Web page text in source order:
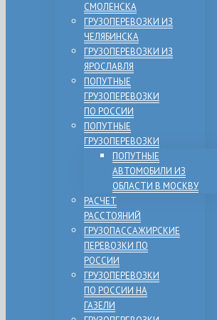
СМОЛЕНСКА
ГРУЗОПЕРЕВОЗКИ ИЗ
ЧЕЛЯБИНСКА
ГРУЗОПЕРЕВОЗКИ ИЗ
ЯРОСЛАВЛЯ
ПОПУТНЫЕ
ГРУЗОПЕРЕВОЗКИ
ПО РОССИИ
ПОПУТНЫЕ
ГРУЗОПЕРЕВОЗКИ
ПОПУТНЫЕ
АВТОМОБИЛИ ИЗ
ОБЛАСТИ В МОСКВУ
РАСЧЕТ
РАССТОЯНИЙ
ГРУЗОПАССАЖИРСКИЕ
ПЕРЕВОЗКИ ПО
РОССИИ
ГРУЗОПЕРЕВОЗКИ
ПО РОССИИ НА
ГАЗЕЛИ